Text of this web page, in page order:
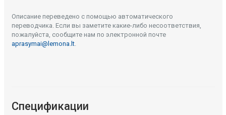
Описание переведено с помощью автоматического
переводчика. Если вы заметите какие-либо несоответствия,
пожалуйста, сообщите нам по электронной почте
aprasymai@lemona.lt.
Спецификации